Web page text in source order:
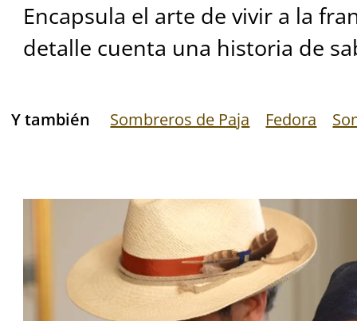
Encapsula el arte de vivir a la
detalle cuenta una historia de
Y también Sombreros de Paja Fedora